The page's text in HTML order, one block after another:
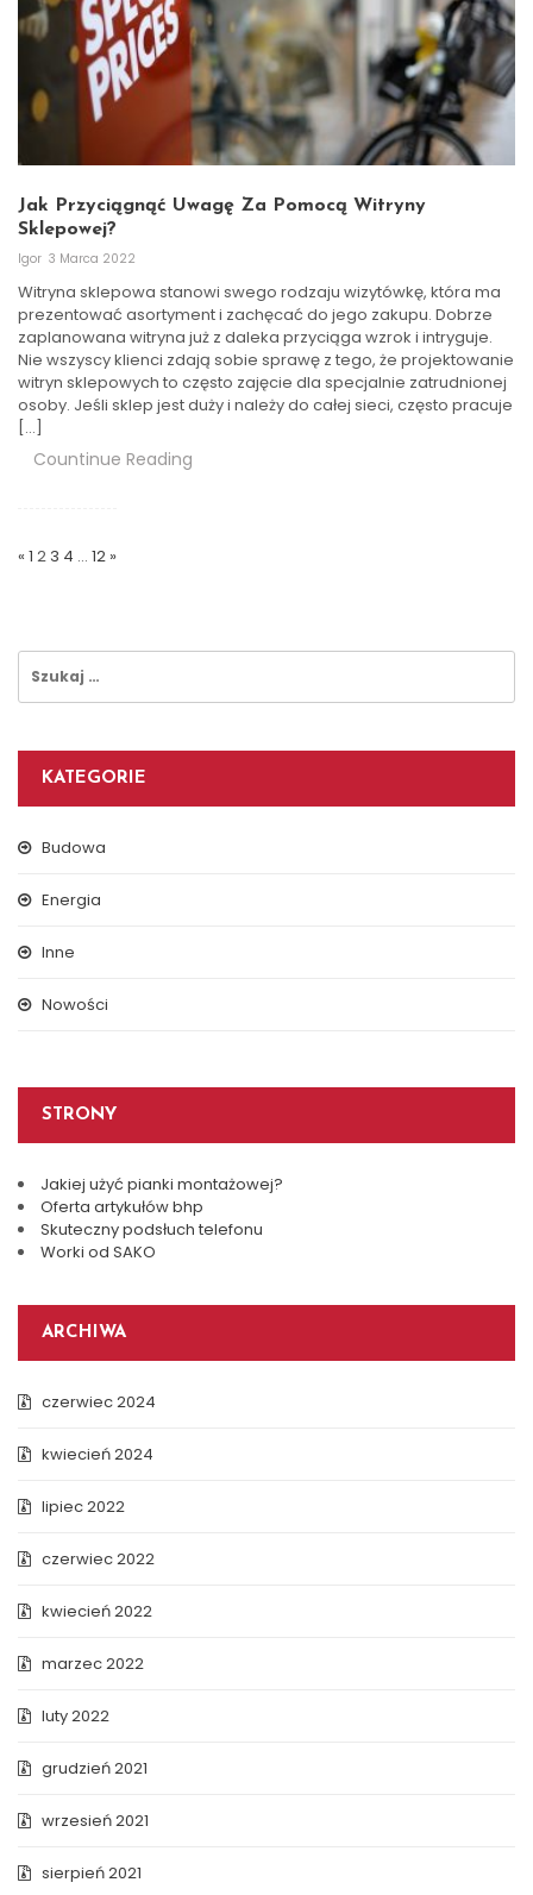
Jak Przyciągnąć Uwagę Za Pomocą Witryny
Sklepowej?
Igor 3 Marca 2022
Witryna sklepowa stanowi swego rodzaju wizytówkę, która ma
prezentować asortyment i zachęcać do jego zakupu. Dobrze
zaplanowana witryna już z daleka przyciąga wzrok i intryguje.
Nie wszyscy klienci zdają sobie sprawę z tego, że projektowanie
witryn sklepowych to często zajęcie dla specjalnie zatrudnionej
osoby. Jeśli sklep jest duży i należy do całej sieci, często pracuje
[…]
Countinue Reading
Wpisów
« 1 2 3 4 … 12 »
Szukaj:
KATEGORIE
Budowa
Energia
Inne
Nowości
STRONY
Jakiej użyć pianki montażowej?
Oferta artykułów bhp
Skuteczny podsłuch telefonu
Worki od SAKO
ARCHIWA
czerwiec 2024
kwiecień 2024
lipiec 2022
czerwiec 2022
kwiecień 2022
marzec 2022
luty 2022
grudzień 2021
wrzesień 2021
sierpień 2021